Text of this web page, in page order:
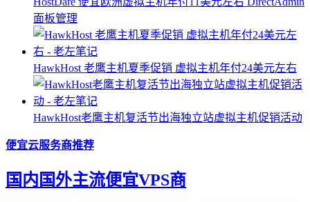
面板管理
HawkHost 老鹰主机夏季促销 虚拟主机年付24美元左右
HawkHost老鹰主机复活节出海独立站虚拟主机促销活动
便宜云服务商推荐
国内国外主流便宜VPS商